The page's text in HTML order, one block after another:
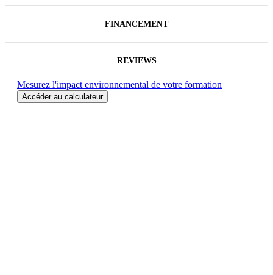
FINANCEMENT
REVIEWS
Mesurez l'impact environnemental de votre formation
Accéder au calculateur